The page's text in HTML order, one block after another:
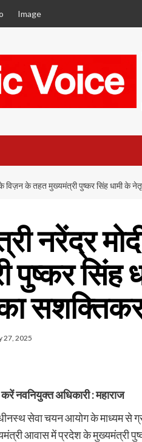
Image
के विज़न के तहत मुख्यमंत्री पुष्कर सिंह धामी के
नरेंद्र
पुष्कर सिंह
का
27, 2025
नवनियुक्त अधिकारी : महाराज
सेवा चयन आयोग के माध्यम से
आवास में प्रदेश के मुख्यमंत्री